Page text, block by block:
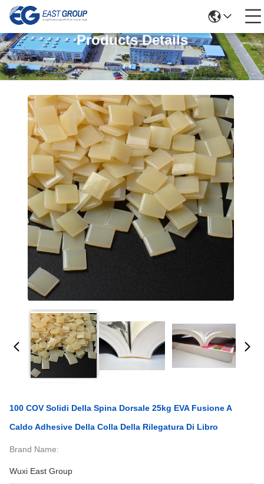
Products Details
100 COV Solidi Della Spina Dorsale 25kg EVA Fusione A
Caldo Adhesive Della Colla Della Rilegatura Di Libro
Brand Name:
Wuxi East Group